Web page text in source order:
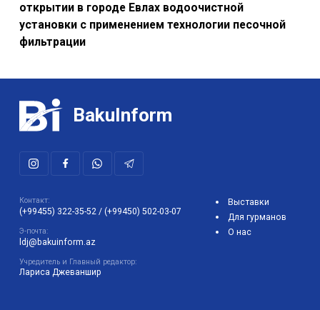
открытии в городе Евлах водоочистной
установки с применением технологии песочной
фильтрации
BakuInform
Контакт:
(+99455) 322-35-52/ (+99450) 502-03-07
Э-почта:
ldj@bakuinform.az
Учредитель и Главный редактор:
Лариса Джеваншир
Выставки
Для гурманов
О нас